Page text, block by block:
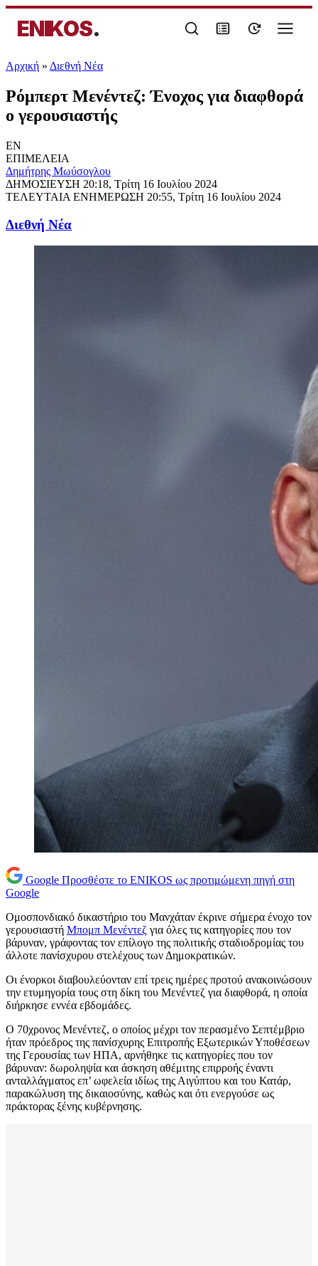
ENIKOS.
Αρχική » Διεθνή Νέα
Ρόμπερτ Μενέντεζ: Ένοχος για διαφθορά
ο γερουσιαστής
EN
ΕΠΙΜΕΛΕΙΑ
Δημήτρης Μωύσογλου
ΔΗΜΟΣΙΕΥΣΗ 20:18, Τρίτη 16 Ιουλίου 2024
ΤΕΛΕΥΤΑΙΑ ΕΝΗΜΕΡΩΣΗ 20:55, Τρίτη 16 Ιουλίου 2024
Διεθνή Νέα
Google Προσθέστε το ENIKOS ως προτιμώμενη πηγή στη
Google
Ομοσπονδιακό δικαστήριο του Μανχάταν έκρινε σήμερα ένοχο τον
γερουσιαστή Μπομπ Μενέντεζ για όλες τις κατηγορίες που τον
βάρυναν, γράφοντας τον επίλογο της πολιτικής σταδιοδρομίας του
άλλοτε πανίσχυρου στελέχους των Δημοκρατικών.
Οι ένορκοι διαβουλεύονταν επί τρεις ημέρες προτού ανακοινώσουν
την ετυμηγορία τους στη δίκη του Μενέντεζ για διαφθορά, η οποία
διήρκησε εννέα εβδομάδες.
Ο 70χρονος Μενέντεζ, ο οποίος μέχρι τον περασμένο Σεπτέμβριο
ήταν πρόεδρος της πανίσχυρης Επιτροπής Εξωτερικών Υποθέσεων
της Γερουσίας των ΗΠΑ, αρνήθηκε τις κατηγορίες που τον
βάρυναν: δωροληψία και άσκηση αθέμιτης επιρροής έναντι
ανταλλάγματος επ’ ωφελεία ιδίως της Αιγύπτου και του Κατάρ,
παρακώλυση της δικαιοσύνης, καθώς και ότι ενεργούσε ως
πράκτορας ξένης κυβέρνησης.